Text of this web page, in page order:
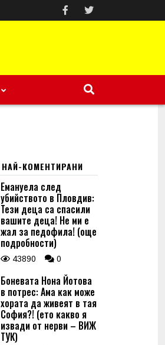
НАЙ-КОМЕНТИРАНИ
Емануела след
убийството в Пловдив:
Тези деца са спасили
вашите деца! Не ми е
жал за педофила! (още
подробности)
43890 0
Боневата Нона Йотова
в потрес: Ама как може
хората да живеят в тая
София?! (ето какво я
извади от нерви – ВИЖ
ТУК)